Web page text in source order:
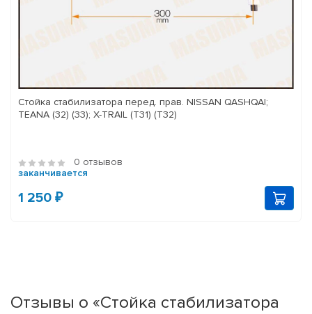
Стойка стабилизатора перед. прав. NISSAN QASHQAI;
TEANA (32) (33); X-TRAIL (T31) (T32)
0 отзывов
заканчивается
1 250 ₽
Отзывы о «Стойка стабилизатора